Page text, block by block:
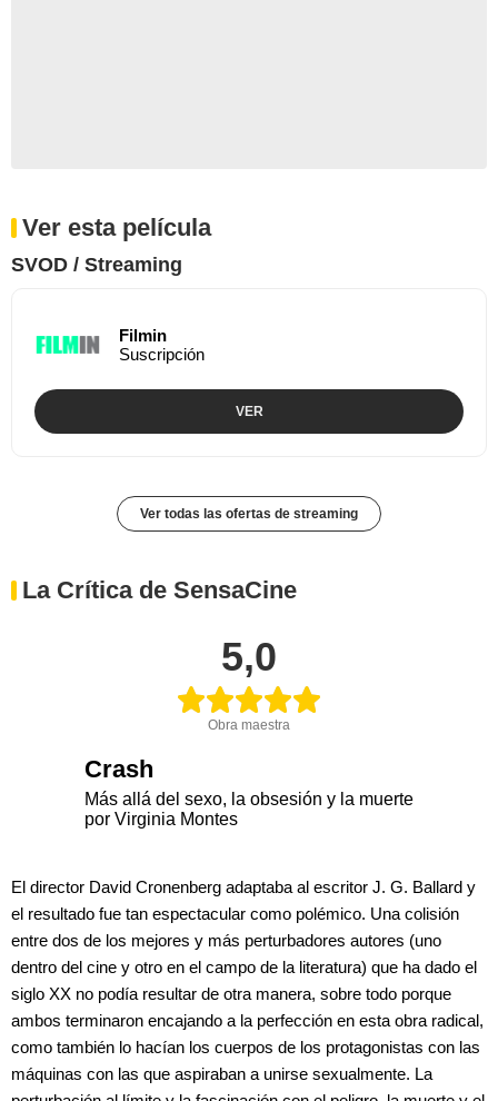
Ver esta película
SVOD / Streaming
Filmin
Suscripción
VER
Ver todas las ofertas de streaming
La Crítica de SensaCine
5,0
Obra maestra
Crash
Más allá del sexo, la obsesión y la muerte
por Virginia Montes
El director David Cronenberg adaptaba al escritor J. G. Ballard y
el resultado fue tan espectacular como polémico. Una colisión
entre dos de los mejores y más perturbadores autores (uno
dentro del cine y otro en el campo de la literatura) que ha dado el
siglo XX no podía resultar de otra manera, sobre todo porque
ambos terminaron encajando a la perfección en esta obra radical,
como también lo hacían los cuerpos de los protagonistas con las
máquinas con las que aspiraban a unirse sexualmente. La